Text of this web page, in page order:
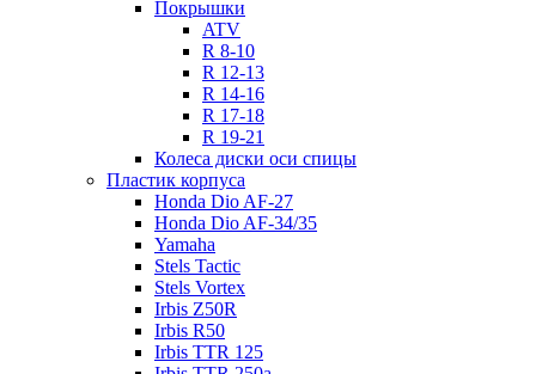
Покрышки
ATV
R 8-10
R 12-13
R 14-16
R 17-18
R 19-21
Колеса диски оси спицы
Пластик корпуса
Honda Dio AF-27
Honda Dio AF-34/35
Yamaha
Stels Tactic
Stels Vortex
Irbis Z50R
Irbis R50
Irbis TTR 125